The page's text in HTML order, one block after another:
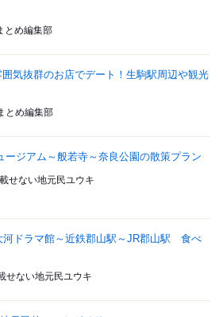
とめ編集部
囲気抜群のお店でデート！生駒駅周辺や観光
とめ編集部
ージアム～般若寺～奈良公園の散策プラン
せない地元民ユウキ
河ドラマ館～近鉄郡山駅～JR郡山駅 食べ
せない地元民ユウキ